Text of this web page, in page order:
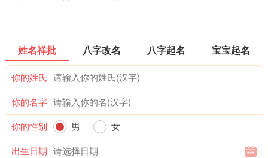
姓名祥批 八字改名 八字起名 宝宝起名
你的姓氏
你的名字
你的性别 男 女
出生日期